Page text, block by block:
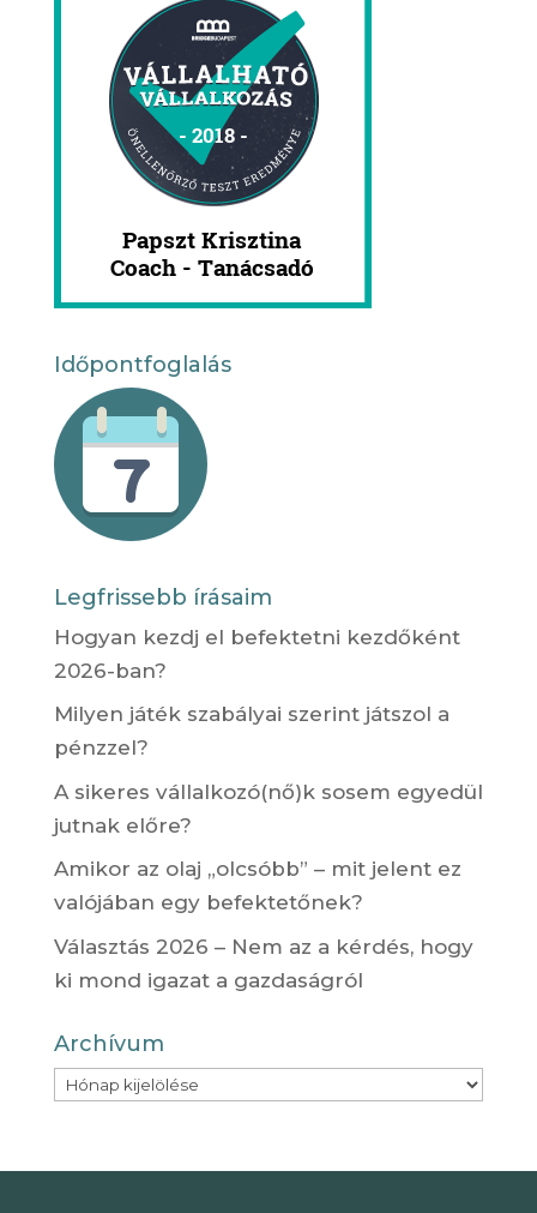
Időpontfoglalás
Legfrissebb írásaim
Hogyan kezdj el befektetni kezdőként
2026-ban?
Milyen játék szabályai szerint játszol a
pénzzel?
A sikeres vállalkozó(nő)k sosem egyedül
jutnak előre?
Amikor az olaj „olcsóbb” – mit jelent ez
valójában egy befektetőnek?
Választás 2026 – Nem az a kérdés, hogy
ki mond igazat a gazdaságról
Archívum
Archívum